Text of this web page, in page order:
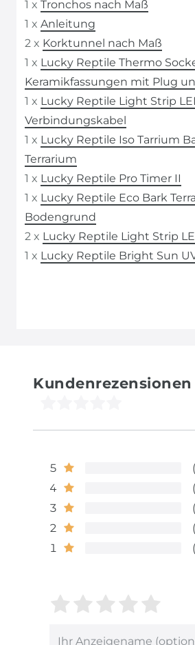
1 x Tronchos nach Maß
1 x Anleitung
2 x Korktunnel nach Maß
1 x Lucky Reptile Thermo
Keramikfassungen mit Plug
1 x Lucky Reptile Light Strip
Verbindungskabel
1 x Lucky Reptile Iso Tarrium
Terrarium
1 x Lucky Reptile Pro Timer II
1 x Lucky Reptile Eco Bark
Bodengrund
2 x Lucky Reptile Light Strip
1 x Lucky Reptile Bright Sun
Kundenrezensionen
5
4
3
2
1
Bewertungssterne
von
4
von
3
2
von
1
von